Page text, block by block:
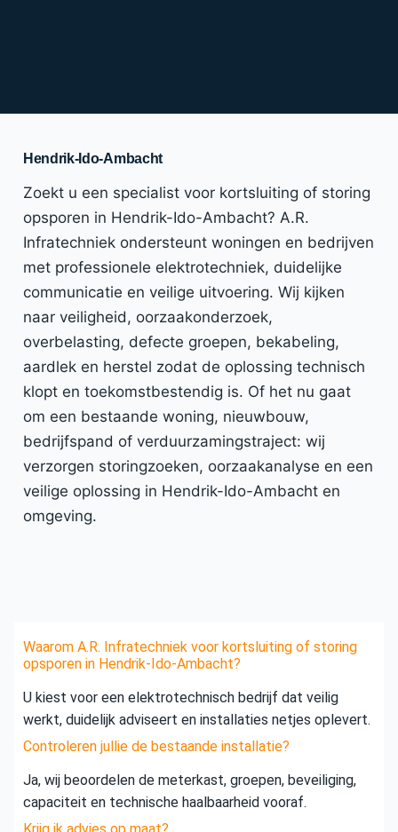
Hendrik-Ido-Ambacht
Zoekt u een specialist voor kortsluiting of storing
opsporen in Hendrik-Ido-Ambacht? A.R.
Infratechniek ondersteunt woningen en bedrijven
met professionele elektrotechniek, duidelijke
communicatie en veilige uitvoering. Wij kijken
naar veiligheid, oorzaakonderzoek,
overbelasting, defecte groepen, bekabeling,
aardlek en herstel zodat de oplossing technisch
klopt en toekomstbestendig is. Of het nu gaat
om een bestaande woning, nieuwbouw,
bedrijfspand of verduurzamingstraject: wij
verzorgen storingzoeken, oorzaakanalyse en een
veilige oplossing in Hendrik-Ido-Ambacht en
omgeving.
Waarom A.R. Infratechniek voor kortsluiting of storing
opsporen in Hendrik-Ido-Ambacht?
U kiest voor een elektrotechnisch bedrijf dat veilig
werkt, duidelijk adviseert en installaties netjes oplevert.
Controleren jullie de bestaande installatie?
Ja, wij beoordelen de meterkast, groepen, beveiliging,
capaciteit en technische haalbaarheid vooraf.